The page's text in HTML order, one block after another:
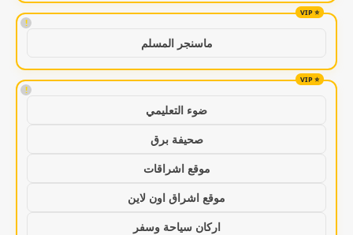
!
ماسنجر المسلم
!
ضوء التعليمي
صحيفة برق
موقع اشراقات
موقع اشراق اون لاين
اركان سياحة وسفر